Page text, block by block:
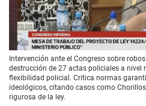
00:00/01:50
Intervención ante el Congreso sobre
destrucción de 27 actas policiales a nivel
flexibilidad policial. Critica normas
ideológicos, citando casos como
rigurosa de la ley.